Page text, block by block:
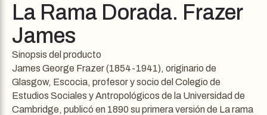
La Rama Dorada. Frazer
James
Sinopsis del producto
James George Frazer (1854-1941), originario de
Glasgow, Escocia, profesor y socio del Colegio de
Estudios Sociales y Antropológicos de la Universidad de
Cambridge, publicó en 1890 su primera versión de La rama